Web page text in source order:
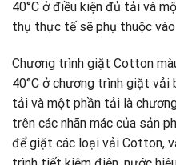
40°C ở điều kiện đủ tải và
thụ thực tế sẽ phụ thuộc
Chương trình giặt Cotton
40°C ở chương trình giặt vải
tải và một phần tải là
trên các nhãn mác của sản
để giặt các loại vải Cotton,